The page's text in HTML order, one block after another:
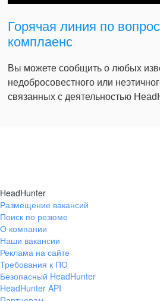
Горячая линия по
комплаенс
Вы можете сообщить о любых
недобросовестного или
связанных с деятельностью
HeadHunter
Размещение вакансий
Поиск по резюме
О компании
Наши вакансии
Реклама на сайте
Требования к ПО
Безопасный HeadHunter
HeadHunter API